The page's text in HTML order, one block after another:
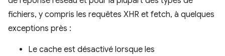
fichiers, y compris les requêtes XHR et fetch, à quelques
exceptions près :
Le cache est désactivé lorsque les